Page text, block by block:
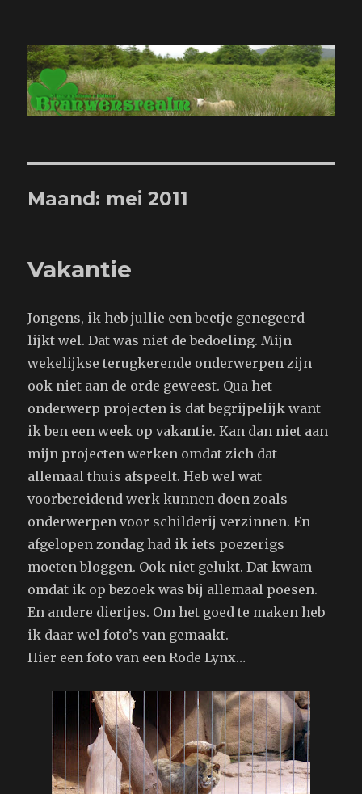
Branwensrealm.com
Maand: mei 2011
Vakantie
Jongens, ik heb jullie een beetje genegeerd
lijkt wel. Dat was niet de bedoeling. Mijn
wekelijkse terugkerende onderwerpen zijn
ook niet aan de orde geweest. Qua het
onderwerp projecten is dat begrijpelijk want
ik ben een week op vakantie. Kan dan niet aan
mijn projecten werken omdat zich dat
allemaal thuis afspeelt. Heb wel wat
voorbereidend werk kunnen doen zoals
onderwerpen voor schilderij verzinnen. En
afgelopen zondag had ik iets poezerigs
moeten bloggen. Ook niet gelukt. Dat kwam
omdat ik op bezoek was bij allemaal poesen.
En andere diertjes. Om het goed te maken heb
ik daar wel foto’s van gemaakt.
Hier een foto van een Rode Lynx…